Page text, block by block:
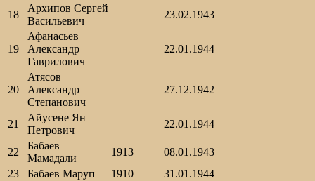
18
Архипов Сергей
Васильевич
23.02.1943
19
Афанасьев
Александр
Гаврилович
22.01.1944
20
Атясов
Александр
Степанович
27.12.1942
21
Айусене Ян
Петрович
22.01.1944
22
Бабаев
Мамадали
1913
08.01.1943
23
Бабаев Маруп 1910 31.01.1944